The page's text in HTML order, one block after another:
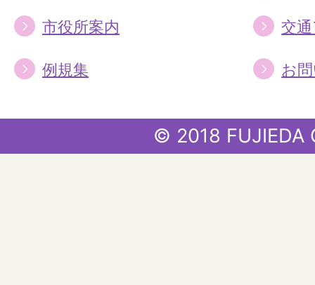
市役所案内 交
例規集 お
© 2018 FUJIEDA